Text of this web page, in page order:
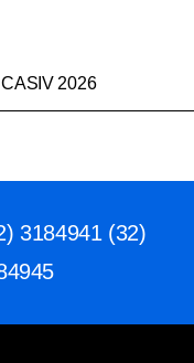
2026
3184941 (32)